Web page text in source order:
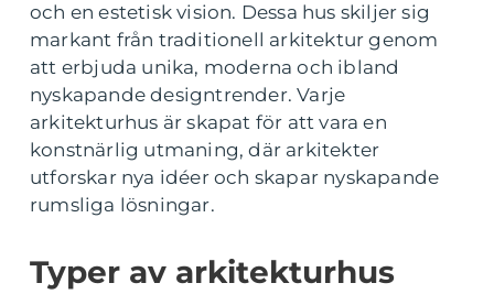
och en estetisk vision. Dessa hus skiljer sig
markant från traditionell arkitektur genom
att erbjuda unika, moderna och ibland
nyskapande designtrender. Varje
arkitekturhus är skapat för att vara en
konstnärlig utmaning, där arkitekter
utforskar nya idéer och skapar nyskapande
rumsliga lösningar.
Typer av arkitekturhus